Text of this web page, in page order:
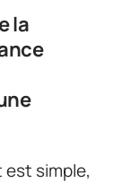
la
simple,